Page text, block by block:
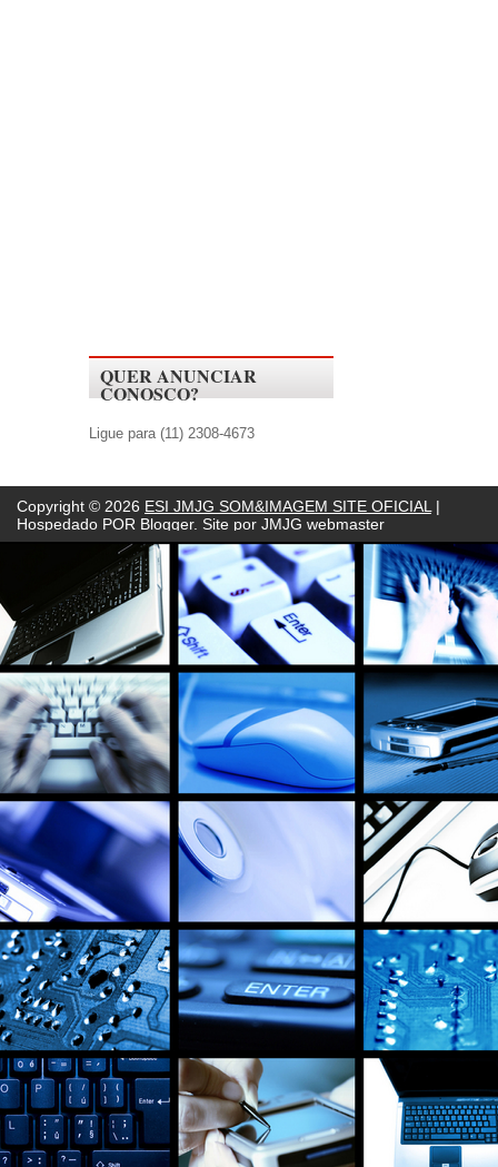
QUER ANUNCIAR
CONOSCO?
Ligue para (11) 2308-4673
Copyright © 2026 ESI JMJG SOM&IMAGEM SITE OFICIAL|
Hospedado POR Blogger. Site por JMJG webmaster